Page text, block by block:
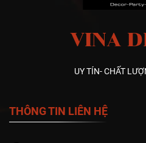
VINA
UY TÍN- CHẤT
THÔNG TIN LIÊN HỆ